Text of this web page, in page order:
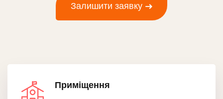
Залишити заявку
Приміщення